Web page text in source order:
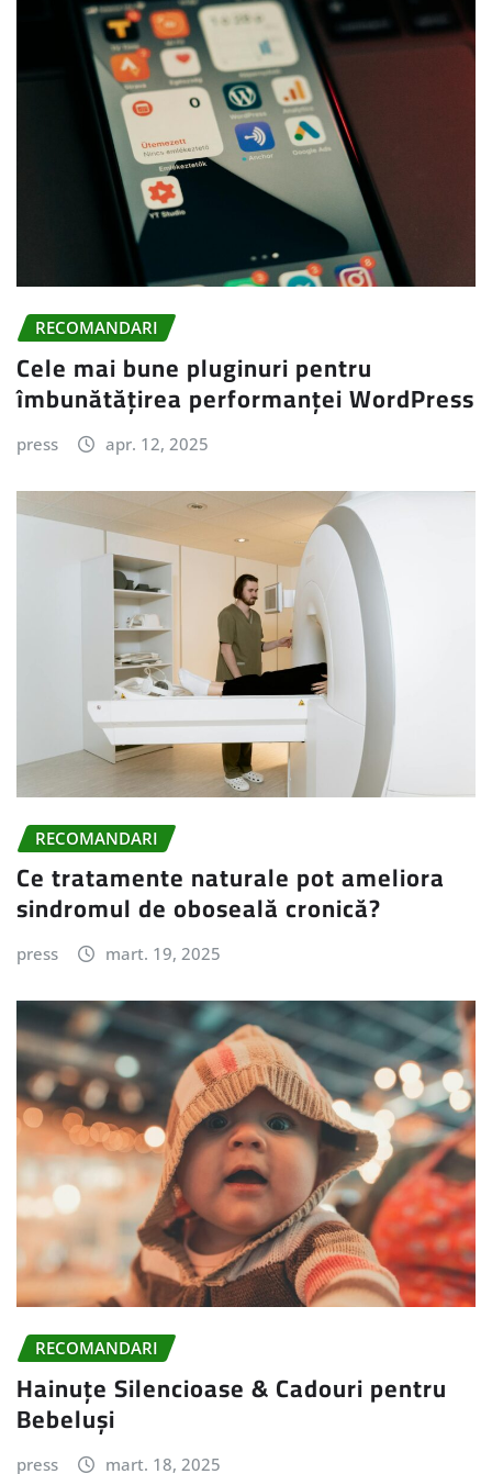
RECOMANDARI
Cele mai bune pluginuri pentru
îmbunătățirea performanței WordPress
press apr. 12, 2025
RECOMANDARI
Ce tratamente naturale pot ameliora
sindromul de oboseală cronică?
press mart. 19, 2025
RECOMANDARI
Hainuțe Silencioase & Cadouri pentru
Bebeluși
press mart. 18, 2025